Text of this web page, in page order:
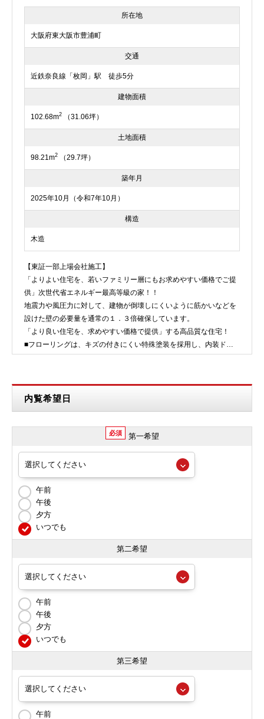
所在地
大阪府東大阪市豊浦町
交通
近鉄奈良線「枚岡」駅 徒歩5分
建物面積
102.68m2 （31.06坪）
土地面積
98.21m2 （29.7坪）
築年月
2025年10月（令和7年10月）
構造
木造
【東証一部上場会社施工】
「よりよい住宅を、若いファミリー層にもお求めやすい価格でご提
供」次世代省エネルギー最高等級の家！！
地震力や風圧力に対して、建物が倒壊しにくいように筋かいなどを
設けた壁の必要量を通常の１．３倍確保しています。
「より良い住宅を、求めやすい価格で提供」する高品質な住宅！
■フローリングは、キズの付きにくい特殊塗装を採用し、内装ドア
内覧希望日
必須 第一希望
午前
午後
夕方
いつでも
第二希望
午前
午後
夕方
いつでも
第三希望
午前